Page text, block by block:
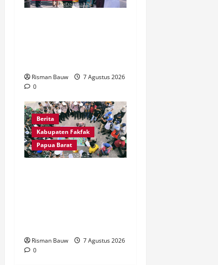
Risman Bauw
7 Agustus 2026
0
Berita
Kabupaten Fakfak
Papua Barat
Risman Bauw
7 Agustus 2026
0